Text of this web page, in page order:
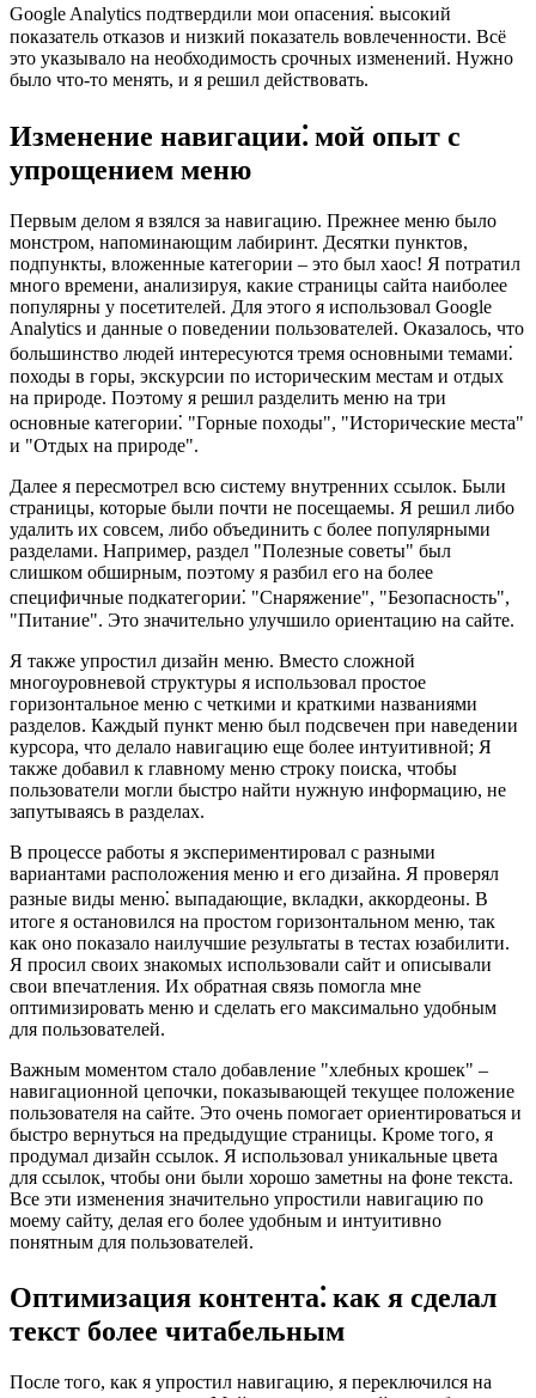
Google Analytics подтвердили мои опасения⁚ высокий
показатель отказов и низкий показатель вовлеченности. Всё
это указывало на необходимость срочных изменений. Нужно
было что-то менять, и я решил действовать.
Изменение навигации⁚ мой опыт с
упрощением меню
Первым делом я взялся за навигацию. Прежнее меню было
монстром, напоминающим лабиринт. Десятки пунктов,
подпункты, вложенные категории – это был хаос! Я потратил
много времени, анализируя, какие страницы сайта наиболее
популярны у посетителей. Для этого я использовал Google
Analytics и данные о поведении пользователей. Оказалось, что
большинство людей интересуются тремя основными темами⁚
походы в горы, экскурсии по историческим местам и отдых
на природе. Поэтому я решил разделить меню на три
основные категории⁚ "Горные походы", "Исторические места"
и "Отдых на природе".
Далее я пересмотрел всю систему внутренних ссылок. Были
страницы, которые были почти не посещаемы. Я решил либо
удалить их совсем, либо объединить с более популярными
разделами. Например, раздел "Полезные советы" был
слишком обширным, поэтому я разбил его на более
специфичные подкатегории⁚ "Снаряжение", "Безопасность",
"Питание". Это значительно улучшило ориентацию на сайте.
Я также упростил дизайн меню. Вместо сложной
многоуровневой структуры я использовал простое
горизонтальное меню с четкими и краткими названиями
разделов. Каждый пункт меню был подсвечен при наведении
курсора, что делало навигацию еще более интуитивной; Я
также добавил к главному меню строку поиска, чтобы
пользователи могли быстро найти нужную информацию, не
запутываясь в разделах.
В процессе работы я экспериментировал с разными
вариантами расположения меню и его дизайна. Я проверял
разные виды меню⁚ выпадающие, вкладки, аккордеоны. В
итоге я остановился на простом горизонтальном меню, так
как оно показало наилучшие результаты в тестах юзабилити.
Я просил своих знакомых использовали сайт и описывали
свои впечатления. Их обратная связь помогла мне
оптимизировать меню и сделать его максимально удобным
для пользователей.
Важным моментом стало добавление "хлебных крошек" –
навигационной цепочки, показывающей текущее положение
пользователя на сайте. Это очень помогает ориентироваться и
быстро вернуться на предыдущие страницы. Кроме того, я
продумал дизайн ссылок. Я использовал уникальные цвета
для ссылок, чтобы они были хорошо заметны на фоне текста.
Все эти изменения значительно упростили навигацию по
моему сайту, делая его более удобным и интуитивно
понятным для пользователей.
Оптимизация контента⁚ как я сделал
текст более читабельным
После того, как я упростил навигацию, я переключился на